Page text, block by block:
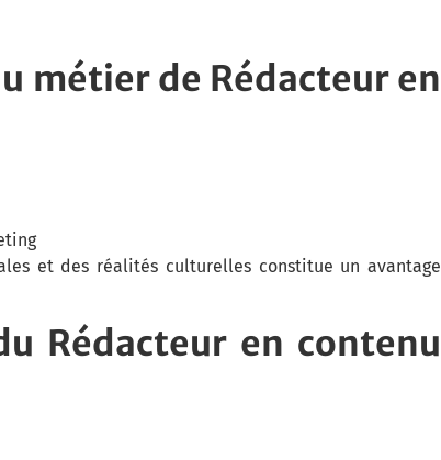
métier de Rédacteur en
et des réalités culturelles constitue un avantage
Rédacteur en contenu